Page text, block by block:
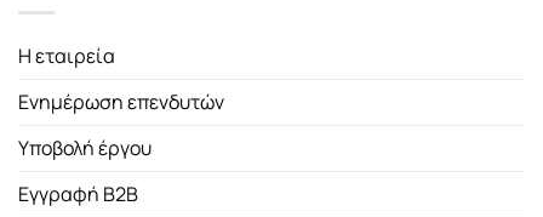
Η εταιρεία
Ενημέρωση επενδυτών
Υποβολή έργου
Εγγραφή B2B